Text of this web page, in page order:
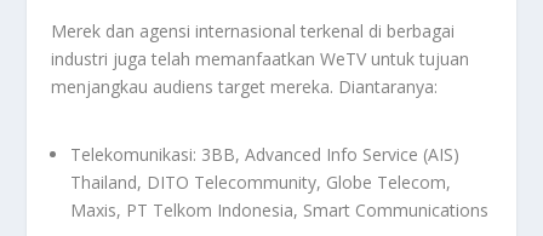
Merek dan agensi internasional terkenal di berbagai
industri juga telah memanfaatkan WeTV untuk tujuan
menjangkau audiens target mereka. Diantaranya:
Telekomunikasi: 3BB, Advanced Info Service (AIS)
Thailand, DITO Telecommunity, Globe Telecom,
Maxis, PT Telkom Indonesia, Smart Communications